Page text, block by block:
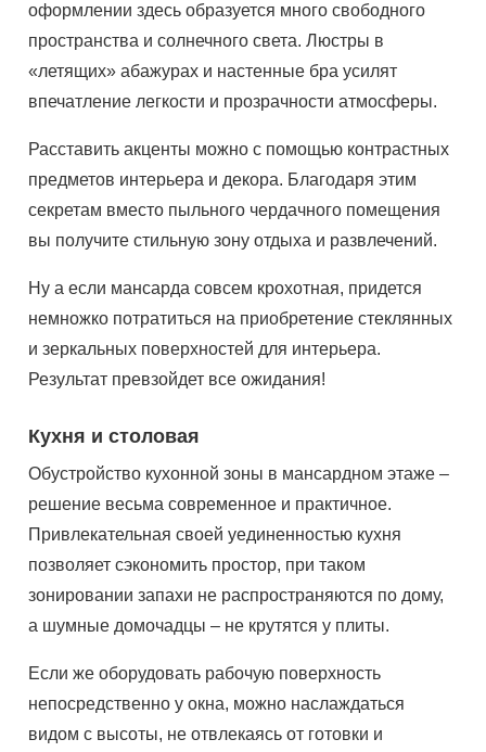
оформлении здесь образуется много свободного
пространства и солнечного света. Люстры в
«летящих» абажурах и настенные бра усилят
впечатление легкости и прозрачности атмосферы.
Расставить акценты можно с помощью контрастных
предметов интерьера и декора. Благодаря этим
секретам вместо пыльного чердачного помещения
вы получите стильную зону отдыха и развлечений.
Ну а если мансарда совсем крохотная, придется
немножко потратиться на приобретение стеклянных
и зеркальных поверхностей для интерьера.
Результат превзойдет все ожидания!
Кухня и столовая
Обустройство кухонной зоны в мансардном этаже –
решение весьма современное и практичное.
Привлекательная своей уединенностью кухня
позволяет сэкономить простор, при таком
зонировании запахи не распространяются по дому,
а шумные домочадцы – не крутятся у плиты.
Если же оборудовать рабочую поверхность
непосредственно у окна, можно наслаждаться
видом с высоты, не отвлекаясь от готовки и